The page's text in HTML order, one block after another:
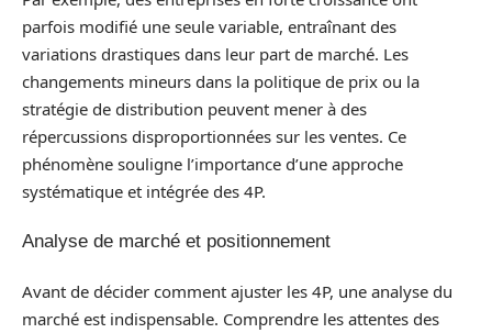
parfois modifié une seule variable, entraînant des
variations drastiques dans leur part de marché. Les
changements mineurs dans la politique de prix ou la
stratégie de distribution peuvent mener à des
répercussions disproportionnées sur les ventes. Ce
phénomène souligne l’importance d’une approche
systématique et intégrée des 4P.
Analyse de marché et positionnement
Avant de décider comment ajuster les 4P, une analyse du
marché est indispensable. Comprendre les attentes des